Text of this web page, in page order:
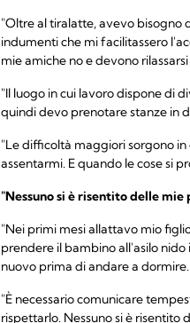
"Oltre al tiralatte, avevo bisogno
indumenti che mi facilitassero
mie amiche no e devono
"Il luogo in cui lavoro dispone di
quindi devo prenotare stanze in
"Le difficoltà maggiori sorgono
assentarmi. E quando le cose si
"Nessuno si è risentito delle
"Nei primi mesi allattavo mio
prendere il bambino all'asilo nido
nuovo prima di andare a dormire.
"È necessario comunicare
rispettarlo. Nessuno si è risentito